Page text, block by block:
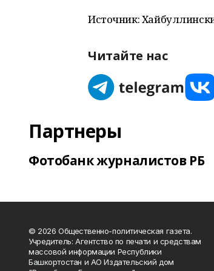
Источник:
Читайте нас
Партнеры
Фотобанк журналистов РБ
© 2026 Общественно-политическая газета.
Учредитель: Агентство по печати и средствам
массовой информации Республики
Башкортостан и АО Издательский дом